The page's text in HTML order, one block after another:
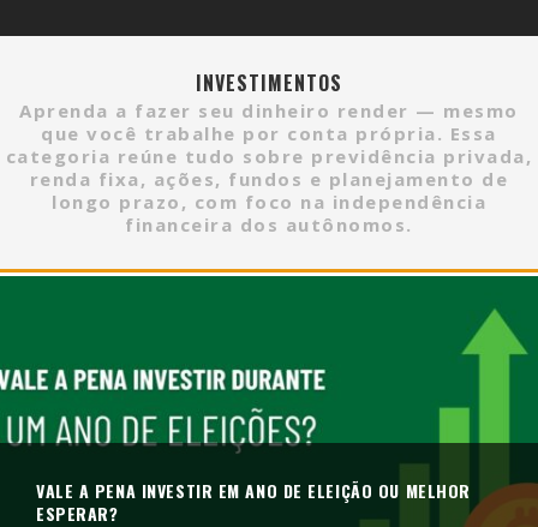
INVESTIMENTOS
Aprenda a fazer seu dinheiro render — mesmo
que você trabalhe por conta própria. Essa
categoria reúne tudo sobre previdência privada,
renda fixa, ações, fundos e planejamento de
longo prazo, com foco na independência
financeira dos autônomos.
VALE A PENA INVESTIR EM ANO DE ELEIÇÃO OU MELHOR
ESPERAR?